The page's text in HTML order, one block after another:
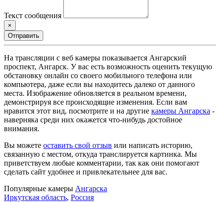
Текст сообщения
×
Отправить
На трансляции с веб камеры показывается Ангарский
проспект, Ангарск. У вас есть возможность оценить текущую
обстановку онлайн со своего мобильного телефона или
компьютера, даже если вы находитесь далеко от данного
места. Изображение обновляется в реальном времени,
демонстрируя все происходящие изменения. Если вам
нравится этот вид, посмотрите и на другие камеры Ангарска -
наверняка среди них окажется что-нибудь достойное
внимания.
Вы можете оставить свой отзыв или написать историю,
связанную с местом, откуда транслируется картинка. Мы
приветствуем любые комментарии, так как они помогают
сделать сайт удобнее и привлекательнее для вас.
Популярные камеры Ангарска
Иркутская область, Россия